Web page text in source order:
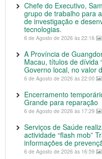
Chefe do Executivo,
grupo de trabalho para
de investigação e
tecnologias.
6 de Agosto de 2026 às 22:16
A Província de
Macau, títulos de dívida
Governo local, no valor
6 de Agosto de 2026 às 22:00
Encerramento
Grande para reparação
6 de Agosto de 2026 às 17:29
Serviços de Saúde
actividade “flash mob”
informações de
6 de Agosto de 2026 às 16:59